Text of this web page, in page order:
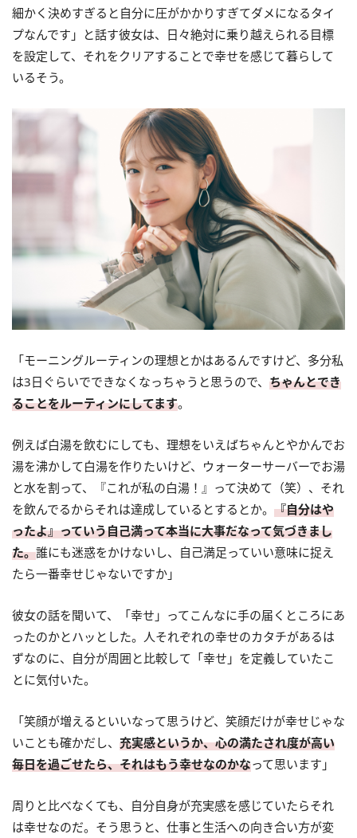
細かく決めすぎると自分に圧がかかりすぎてダメになるタイ
プなんです」と話す彼女は、日々絶対に乗り越えられる目標
を設定して、それをクリアすることで幸せを感じて暮らして
いるそう。
「モーニングルーティンの理想とかはあるんですけど、多分私
は3日ぐらいでできなくなっちゃうと思うので、 ちゃんとでき
ることをルーティンにしてます。
例えば白湯を飲むにしても、理想をいえばちゃんとやかんでお
湯を沸かして白湯を作りたいけど、ウォーターサーバーでお湯
と水を割って、『これが私の白湯！』って決めて（笑）、それ
を飲んでるからそれは達成しているとするとか。 『自分はや
ったよ』っていう自己満って本当に大事だなって気づきまし
た。誰にも迷惑をかけないし、自己満足っていい意味に捉え
たら一番幸せじゃないですか」
彼女の話を聞いて、「幸せ」ってこんなに手の届くところにあ
ったのかとハッとした。人それぞれの幸せのカタチがあるは
ずなのに、自分が周囲と比較して「幸せ」を定義していたこ
とに気付いた。
「笑顔が増えるといいなって思うけど、笑顔だけが幸せじゃな
いことも確かだし、 充実感というか、心の満たされ度が高い
毎日を過ごせたら、それはもう幸せなのかなって思います」
周りと比べなくても、自分自身が充実感を感じていたらそれ
は幸せなのだ。そう思うと、仕事と生活への向き合い方が変